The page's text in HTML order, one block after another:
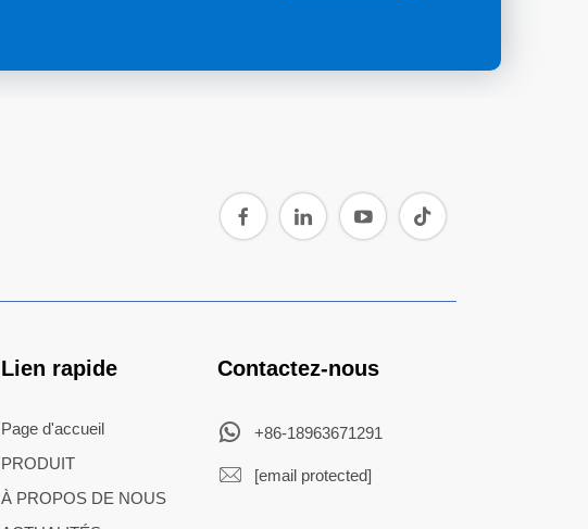
Lien rapide
Page d'accueil
PRODUIT
À PROPOS DE NOUS
Contactez-nous
+86-18963671291
[email protected]